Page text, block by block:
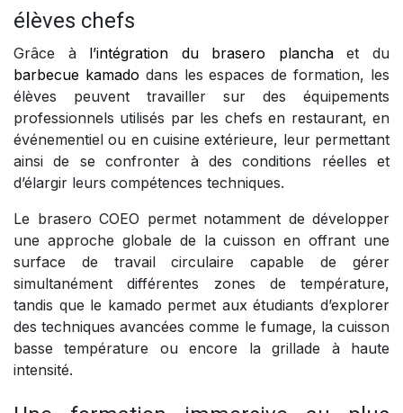
élèves chefs
Grâce à l’intégration du brasero planchaet du
barbecue kamado dans les espaces de formation, les
élèves peuvent travailler sur des équipements
professionnels utilisés par les chefs en restaurant, en
événementiel ou en cuisine extérieure, leur permettant
ainsi de se confronter à des conditions réelles et
d’élargir leurs compétences techniques.
Le brasero COEO permet notamment de développer
une approche globale de la cuisson en offrant une
surface de travail circulaire capable de gérer
simultanément différentes zones de température,
tandis que le kamado permet aux étudiants d’explorer
des techniques avancées comme le fumage, la cuisson
basse température ou encore la grillade à haute
intensité.